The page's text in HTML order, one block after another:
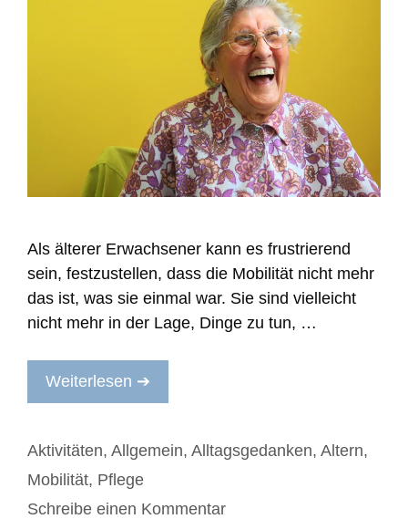
Als älterer Erwachsener kann es frustrierend
sein, festzustellen, dass die Mobilität nicht mehr
das ist, was sie einmal war. Sie sind vielleicht
nicht mehr in der Lage, Dinge zu tun, …
Weiterlesen ➔
Kategorien
Aktivitäten, Allgemein, Alltagsgedanken, Altern,
Mobilität, Pflege
Schreibe einen Kommentar